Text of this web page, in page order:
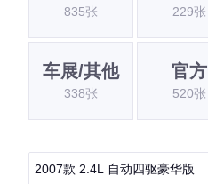
835张 229张
车展/其他
338张
官方
520张
2007款 2.4L 自动四驱豪华版